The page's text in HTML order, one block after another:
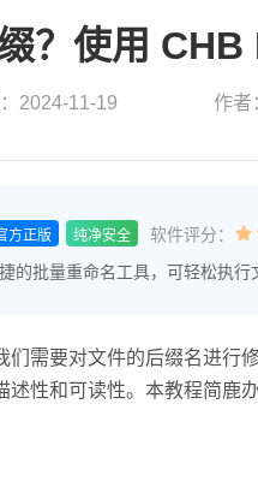
？使用
2024-11-19 作者
方正版 纯净安全
软件评分：
的批量重命名工具，可轻松执行
需要对文件的后缀名进
性和可读性。本教程简